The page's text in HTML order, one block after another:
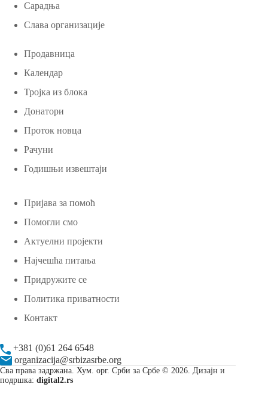
Сарадња
Слава организације
Продавница
Календар
Тројка из блока
Донатори
Проток новца
Рачуни
Годишњи извештаји
Пријава за помоћ
Помогли смо
Актуелни пројекти
Најчешћа питања
Придружите се
Политика приватности
Контакт
+381 (0)61 264 6548
organizacija@srbizasrbe.org
Сва права задржана. Хум. орг. Срби за Србе © 2026. Дизајн и
подршка: digital2.rs